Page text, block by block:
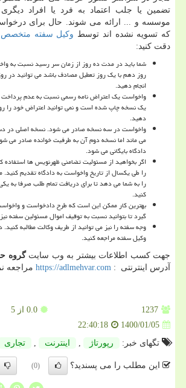
تضمین یا جلب اعتماد به فرد یا افراد
موسسه و ... ارائه می شوند. حال برای
که تسویه نشده اند توسط وکیل سفته متخصص
دقت کنید:
شما باید در مدت ده روز از زمان سر رسید نسبت به
روز دهم با یک روز تعطیل مصادف باشد می توانید در
انجام دهید.
واخواست یک اعتراض نامه رسمی نسبت به عدم
یک نسخه چاپ شده است و نمی توانید اعتراض خود را
دهید.
واخواست در سه نسخه صادر می شود. نسخه اصلی در
می ماند اما نسخه دوم آن به طرفیت خوانده صادر می
دادگاه بایگانی می شود.
اگر بخواهید از مسئولیت تضامنی ظهرنویس ها استفاده
را طی یکسال از تاریخ واخواست به دادگاه تقدیم
را به شما می دهد تا برای دریافت تمام طلب صرفا به
کنید.
بهترین کار ممکن این است که طرح دادخواست و
گیرد تا بتوانید نسبت به توقیف اموال مسئولین سفته
وجه سفته را نیز می توانید از طریف وکالت مطالبه
وکیل سفته مراجعه کنید.
جهت کسب اطلاعات بیشتر به وب سایتگروه
آدرس اینترنتی : https://adlmehvar.com مراجعه
1237
0.0 از 5
1400/01/05
22:40:18
تگهای خبر:
رپورتاژ , اینترنت , تجاری
این مطلب را می پسندید؟ (0)